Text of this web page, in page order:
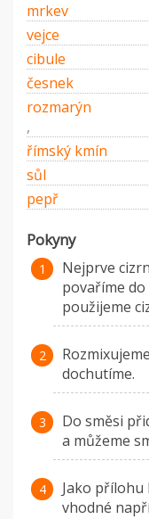
mrkev
vejce
cibule
česnek
rozmarýn
,
římský kmín
sůl
pepř
Pokyny
Nejprve
povaříme
použijeme
dochutíme.
Do směsi
a můžeme
Jako přílohu
vhodné